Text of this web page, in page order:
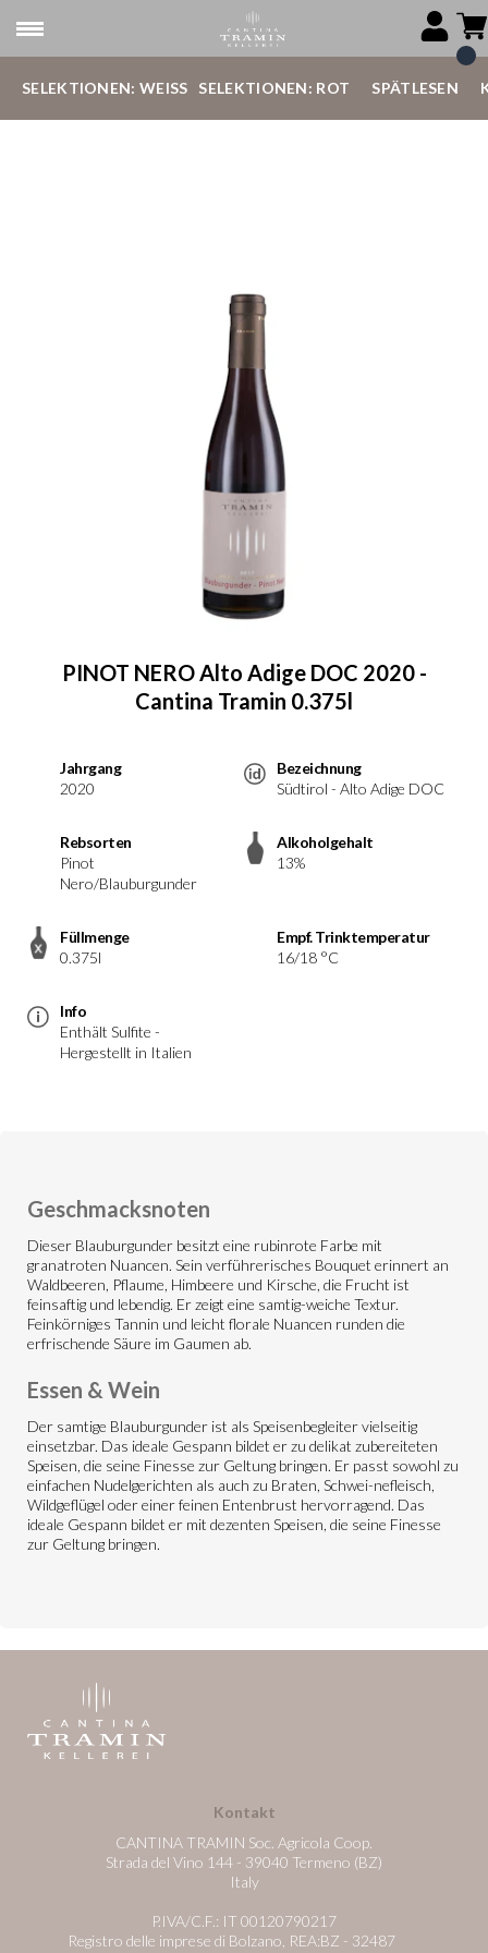
SELEKTIONEN: WEISS SELEKTIONEN: ROT SPÄTLESEN
PINOT NERO Alto Adige DOC 2020 -
Cantina Tramin 0.375l
Jahrgang
2020
Bezeichnung
Südtirol - Alto Adige DOC
Rebsorten
Pinot
Nero/Blauburgunder
Alkoholgehalt
13%
Füllmenge
0.375l
Empf. Trinktemperatur
16/18 °C
Info
Enthält Sulfite -
Hergestellt in Italien
Geschmacksnoten
Dieser Blauburgunder besitzt eine rubinrote Farbe mit
granatroten Nuancen. Sein verführerisches Bouquet erinnert an
Waldbeeren, Pflaume, Himbeere und Kirsche, die Frucht ist
feinsaftig und lebendig. Er zeigt eine samtig-weiche Textur.
Feinkörniges Tannin und leicht florale Nuancen runden die
erfrischende Säure im Gaumen ab.
Essen & Wein
Der samtige Blauburgunder ist als Speisenbegleiter vielseitig
einsetzbar. Das ideale Gespann bildet er zu delikat zubereiteten
Speisen, die seine Finesse zur Geltung bringen. Er passt sowohl zu
einfachen Nudelgerichten als auch zu Braten, Schwei-nefleisch,
Wildgeflügel oder einer feinen Entenbrust hervorragend. Das
ideale Gespann bildet er mit dezenten Speisen, die seine Finesse
zur Geltung bringen.
Kontakt
CANTINA TRAMIN Soc. Agricola Coop.
Strada del Vino 144 - 39040 Termeno (BZ)
Italy
P.IVA/C.F.: IT 00120790217
Registro delle imprese di Bolzano, REA:BZ - 32487